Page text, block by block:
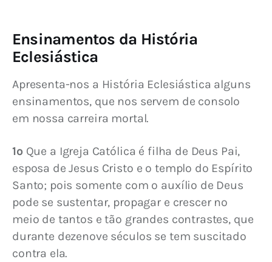
Ensinamentos da História
Eclesiástica
Apresenta-nos a História Eclesiástica alguns
ensinamentos, que nos servem de consolo
em nossa carreira mortal.
1º Que a Igreja Católica é filha de Deus Pai,
esposa de Jesus Cristo e o templo do Espírito
Santo; pois somente com o auxílio de Deus
pode se sustentar, propagar e crescer no
meio de tantos e tão grandes contrastes, que
durante dezenove séculos se tem suscitado
contra ela.